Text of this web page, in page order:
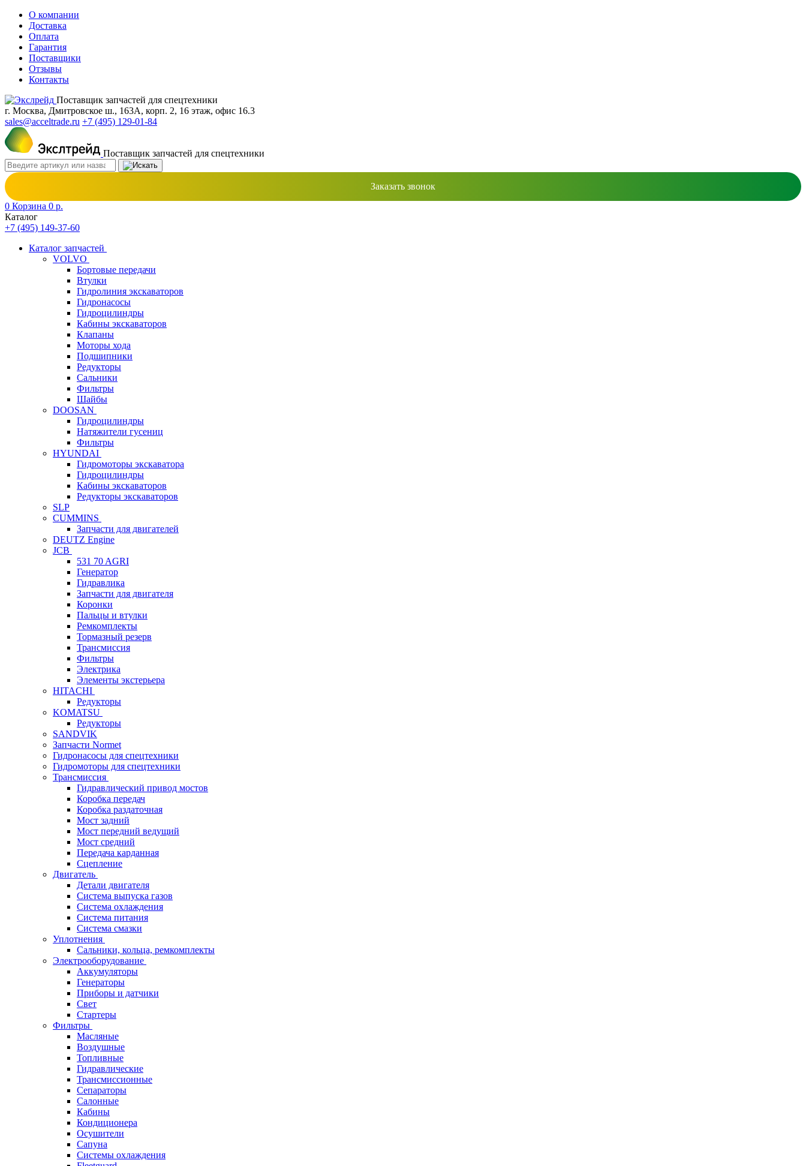
О компании
Доставка
Оплата
Гарантия
Поставщики
Отзывы
Контакты
Поставщик запчастей для спецтехники
г. Москва, Дмитровское ш., 163А, корп. 2, 16 этаж, офис 16.3
sales@acceltrade.ru +7 (495) 129-01-84
Поставщик запчастей для спецтехники
Заказать звонок
0 Корзина 0 р.
Каталог
+7 (495) 149-37-60
Каталог запчастей
VOLVO
Бортовые передачи
Втулки
Гидролиния экскаваторов
Гидронасосы
Гидроцилиндры
Кабины экскаваторов
Клапаны
Моторы хода
Подшипники
Редукторы
Сальники
Фильтры
Шайбы
DOOSAN
Гидроцилиндры
Натяжители гусениц
Фильтры
HYUNDAI
Гидромоторы экскаватора
Гидроцилиндры
Кабины экскаваторов
Редукторы экскаваторов
SLP
CUMMINS
Запчасти для двигателей
DEUTZ Engine
JCB
531 70 AGRI
Генератор
Гидравлика
Запчасти для двигателя
Коронки
Пальцы и втулки
Ремкомплекты
Тормазный резерв
Трансмиссия
Фильтры
Электрика
Элементы экстерьера
HITACHI
Редукторы
KOMATSU
Редукторы
SANDVIK
Запчасти Normet
Гидронасосы для спецтехники
Гидромоторы для спецтехники
Трансмиссия
Гидравлический привод мостов
Коробка передач
Коробка раздаточная
Мост задний
Мост передний ведущий
Мост средний
Передача карданная
Сцепление
Двигатель
Детали двигателя
Система выпуска газов
Система охлаждения
Система питания
Система смазки
Уплотнения
Сальники, кольца, ремкомплекты
Электрооборудование
Аккумуляторы
Генераторы
Приборы и датчики
Свет
Стартеры
Фильтры
Масляные
Воздушные
Топливные
Гидравлические
Трансмиссионные
Сепараторы
Салонные
Кабины
Кондиционера
Осушители
Сапуна
Системы охлаждения